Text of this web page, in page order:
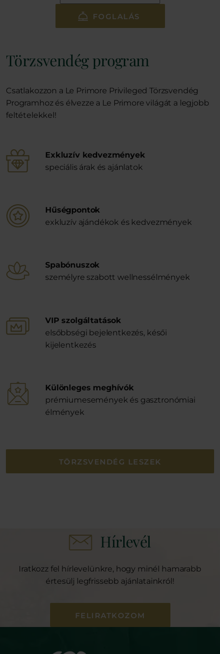
FOGLALÁS
Törzsvendég program
Csatlakozzon a Le Primore Privileged Törzsvendég
Programhoz és élvezze a Le Primore világát a legjobb
feltételekkel!
Exkluzív kedvezmények
speciális árak és ajánlatok
Hűségpontok
exkluzív ajándékok és kedvezmények
Spabónuszok
személyre szabott wellnessélmények
VIP szolgáltatások
elsőbbségi bejelentkezés, késői
kijelentkezés
Különleges meghívók
prémiumesemények és gasztronómiai
élmények
TÖRZSVENDÉG LESZEK
Hírlevél
Iratkozz fel hírlevelünkre, hogy minél hamarabb
értesülj legfrissebb ajánlatainkról!
FELIRATKOZOM